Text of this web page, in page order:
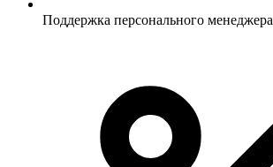
Поддержка персонального менеджера